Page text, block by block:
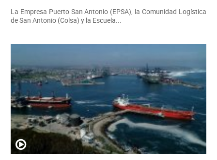
La Empresa Puerto San Antonio (EPSA), la Comunidad Logística
de San Antonio (Colsa) y la Escuela...